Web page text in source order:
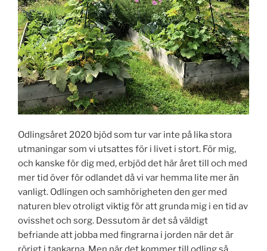
Odlingsåret 2020 bjöd som tur var inte på lika stora
utmaningar som vi utsattes för i livet i stort. För mig,
och kanske för dig med, erbjöd det här året till och med
mer tid över för odlandet då vi var hemma lite mer än
vanligt. Odlingen och samhörigheten den ger med
naturen blev otroligt viktig för att grunda mig i en tid av
ovisshet och sorg. Dessutom är det så väldigt
befriande att jobba med fingrarna i jorden när det är